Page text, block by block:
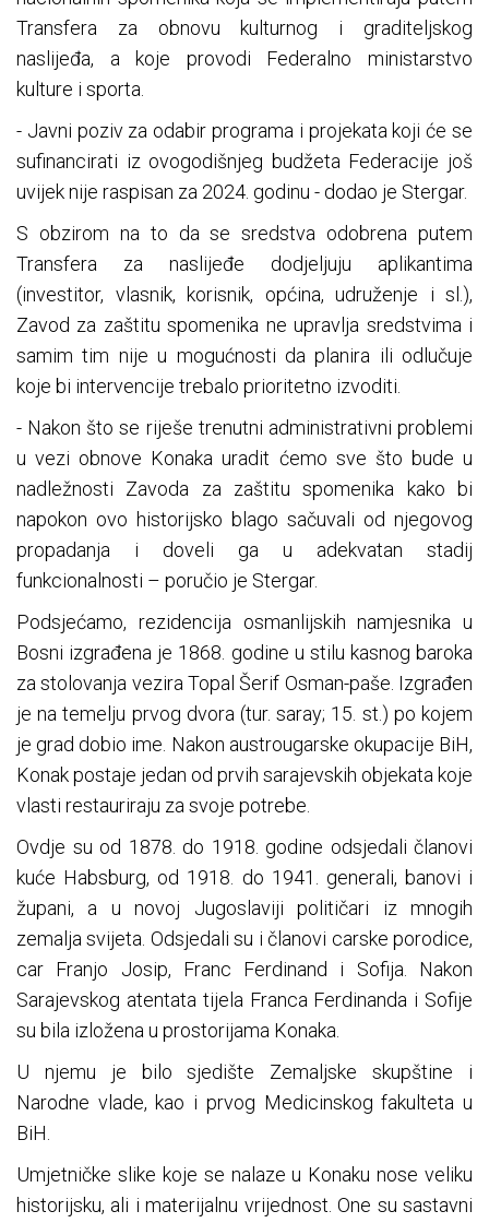
Transfera za obnovu kulturnog i graditeljskog
naslijeđa, a koje provodi Federalno ministarstvo
kulture i sporta.
- Javni poziv za odabir programa i projekata koji će se
sufinancirati iz ovogodišnjeg budžeta Federacije još
uvijek nije raspisan za 2024. godinu - dodao je Stergar.
S obzirom na to da se sredstva odobrena putem
Transfera za naslijeđe dodjeljuju aplikantima
(investitor, vlasnik, korisnik, općina, udruženje i sl.),
Zavod za zaštitu spomenika ne upravlja sredstvima i
samim tim nije u mogućnosti da planira ili odlučuje
koje bi intervencije trebalo prioritetno izvoditi.
- Nakon što se riješe trenutni administrativni problemi
u vezi obnove Konaka uradit ćemo sve što bude u
nadležnosti Zavoda za zaštitu spomenika kako bi
napokon ovo historijsko blago sačuvali od njegovog
propadanja i doveli ga u adekvatan stadij
funkcionalnosti – poručio je Stergar.
Podsjećamo, rezidencija osmanlijskih namjesnika u
Bosni izgrađena je 1868. godine u stilu kasnog baroka
za stolovanja vezira Topal Šerif Osman-paše. Izgrađen
je na temelju prvog dvora (tur. saray; 15. st.) po kojem
je grad dobio ime. Nakon austrougarske okupacije BiH,
Konak postaje jedan od prvih sarajevskih objekata koje
vlasti restauriraju za svoje potrebe.
Ovdje su od 1878. do 1918. godine odsjedali članovi
kuće Habsburg, od 1918. do 1941. generali, banovi i
župani, a u novoj Jugoslaviji političari iz mnogih
zemalja svijeta. Odsjedali su i članovi carske porodice,
car Franjo Josip, Franc Ferdinand i Sofija. Nakon
Sarajevskog atentata tijela Franca Ferdinanda i Sofije
su bila izložena u prostorijama Konaka.
U njemu je bilo sjedište Zemaljske skupštine i
Narodne vlade, kao i prvog Medicinskog fakulteta u
BiH.
Umjetničke slike koje se nalaze u Konaku nose veliku
historijsku, ali i materijalnu vrijednost. One su sastavni